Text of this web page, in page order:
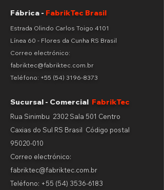
Características Principais:
Guilhotina Hidráulica:
PatchWork oferece um poderoso
corte em chapas de até 40 mm,
precisão.
Compatibilidade com Diferentes
Projetada
para lidar com retalhos provenientes
de diferentes processos de corte,
como oxicorte, laser e plasma,
oferecendo versatilidade em uma
Fábrica - FabrikTec Brasil
Estrada Olindo Carlos Toigo 4101
Línea 60 - Flores da Cunha RS Brasil
Correo electrónico:
fabriktec@fabriktec.com.br
Teléfono: +55 (54) 3196-8373
Sucursal - Comercial FabrikTec
Rua Sinimbu 2302 Sala 501 Centro
Caxias do Sul RS Brasil Código postal
95020-010
Correo electrónico:
fabriktec@fabriktec.com.br
Teléfono: +55 (54) 3536-6183